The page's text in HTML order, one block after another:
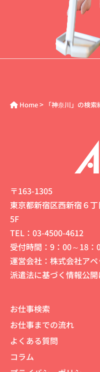
Home> 「神奈川」の検索
〒163-1305
東京都新宿区西新宿６
5F
TEL： 03-4500-4612
受付時間：9：00～18：
運営会社： 株式会社ア
派遣法に基づく情報公
お仕事検索
お仕事までの流れ
よくある質問
コラム